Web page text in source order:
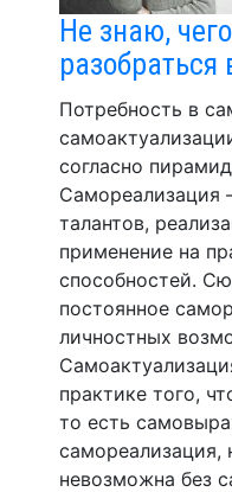
Не знаю,
Потребность в
согласно
Самореализация
талантов,
применение на
способностей.
постоянное
личностных
практике того,
то есть
самореализация,
невозможна без